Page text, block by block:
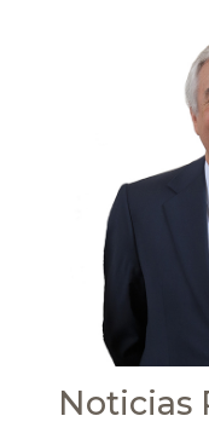
Noticias